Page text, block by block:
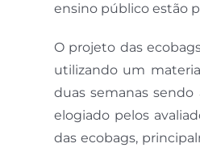
ensino público estão
O projeto das
utilizando um
duas semanas
elogiado pelos
das ecobags,